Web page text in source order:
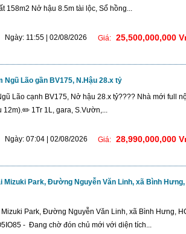
158m2 Nở hậu 8.5m tài lộc, Sổ hồng...
Ngày: 11:55 | 02/08/2026 Giá: 25,500,000,000
Lão gần BV175, N.Hậu 28.x tỷ
Lão cạnh BV175, Nở hậu 28.x tỷ???? Nhà mới full
12m).✏️ 1Tr 1L, gara, S.Vườn,...
Ngày: 07:04 | 02/08/2026 Giá: 28,990,000,000
Mizuki Park, Đường Nguyễn Văn Linh, xã Bình Hưng,
Park, Đường Nguyễn Văn Linh, xã Bình Hưng,
- Đang chờ đón chủ mới với diện tích...